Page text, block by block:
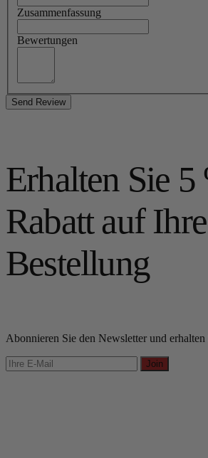
Zusammenfassung
Bewertungen
Send Review
Erhalten Sie 5
Rabatt auf
Bestellung
Abonnieren Sie den Newsletter und erhalten
Join